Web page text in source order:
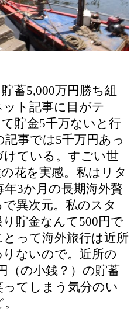
蓄5,000万円勝ち組
ト記事に目がテ
貯金5千万ないと行
事では5千万円あっ
ている。すごい世
花を実感。私はリタ
3か月の長期海外贅
異次元。私のスタ
貯金なんて500円で
って海外旅行は近所
ないので。近所の
（の小銭？）の貯蓄
てしまう気分のい